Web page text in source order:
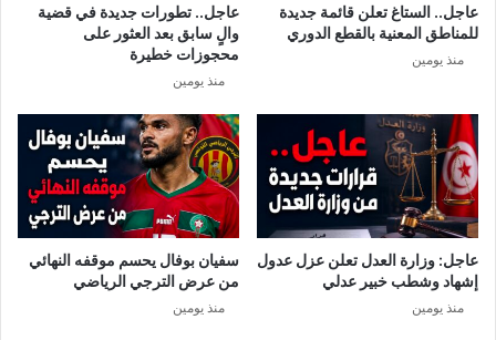
ر
و
ا
ن
م
ع
ن
خ
ط
أ
م
خ
عاجل.. الستاغ تعلن قائمة جديدة
للمناطق المعنية بالقطع الدوري
منذ يومين
عاجل.. تطورات جديدة في قضية
والٍ سابق بعد العثور على
محجوزات خطيرة
منذ يومين
عاجل: وزارة العدل تعلن عزل عدول
إشهاد وشطب خبير عدلي
منذ يومين
سفيان بوفال يحسم موقفه النهائي
من عرض الترجي الرياضي
منذ يومين